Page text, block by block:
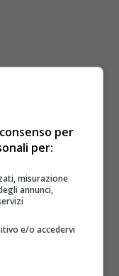
per
per:
misurazione
annunci,
e/o accedervi